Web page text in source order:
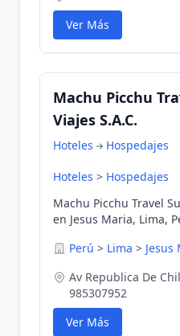
Ver Más
Machu Picchu
Viajes S.A.C.
Hoteles Hospedajes
Hoteles > Hospedajes
Machu Picchu Travel
en Jesus Maria, Lima,
Perú > Lima > Jesus
Av Republica De
985307952
Ver Más